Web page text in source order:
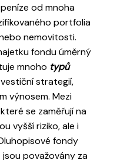
od mnoha
portfolia
nemovitosti.
fondu úměrný
mnoho typů
strategií,
výnosem. Mezi
se zaměřují na
vyšší riziko, ale i
fondy
považovány za